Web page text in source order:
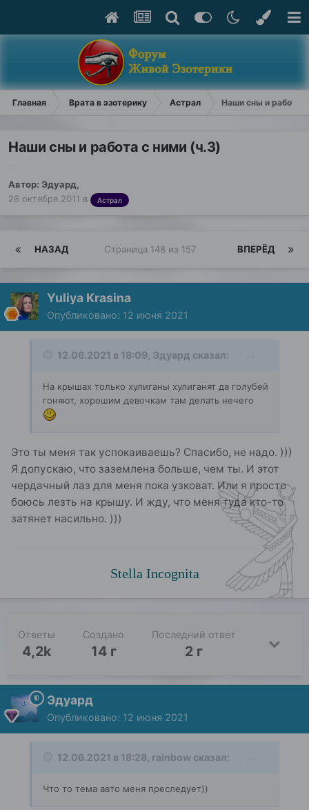
Главная Врата в эзотерику Астрал Наши сны и работа
Наши сны и работа с ними (ч.3)
Автор: Эдуард,
26 октября 2011 в Астрал
НАЗАД ВПЕРЁД
Страница 148 из 157
Yuliya Krasina
Опубликовано: 12 июня 2021
12.06.2021 в 18:09, Эдуард сказал:
На крышах только хулиганы хулиганят да голубей
гоняют, хорошим девочкам там делать нечего
Это ты меня так успокаиваешь? Спасибо, не надо. )))
Я допускаю, что заземлена больше, чем ты. И этот
чердачный лаз для меня пока узковат. Или я просто
боюсь лезть на крышу. И жду, что меня туда кто-то
затянет насильно. )))
Stella Incognita
Ответы
4,2k
Создано
14 г
Последний ответ
2 г
Эдуард
Опубликовано: 12 июня 2021
12.06.2021 в 18:28, rainbow сказал:
Что то тема авто меня преследует))